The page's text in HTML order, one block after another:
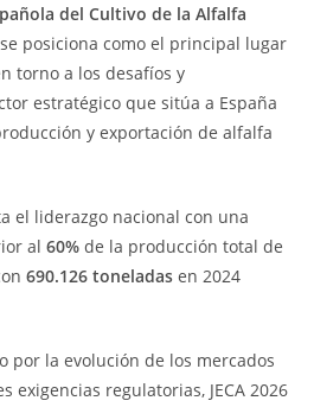
del Cultivo de la Alfalfa
posiciona como el principal lugar
torno a los desafíos y
estratégico que sitúa a España
y exportación de alfalfa
el liderazgo nacional con una
al 60% de la producción total de
690.126 toneladas en 2024
por la evolución de los mercados
exigencias regulatorias, JECA 2026